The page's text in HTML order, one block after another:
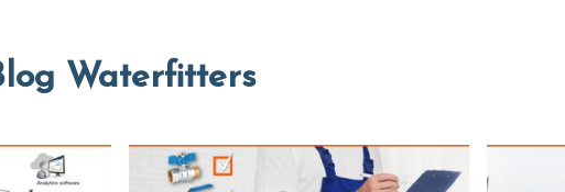
Blog Waterfitters